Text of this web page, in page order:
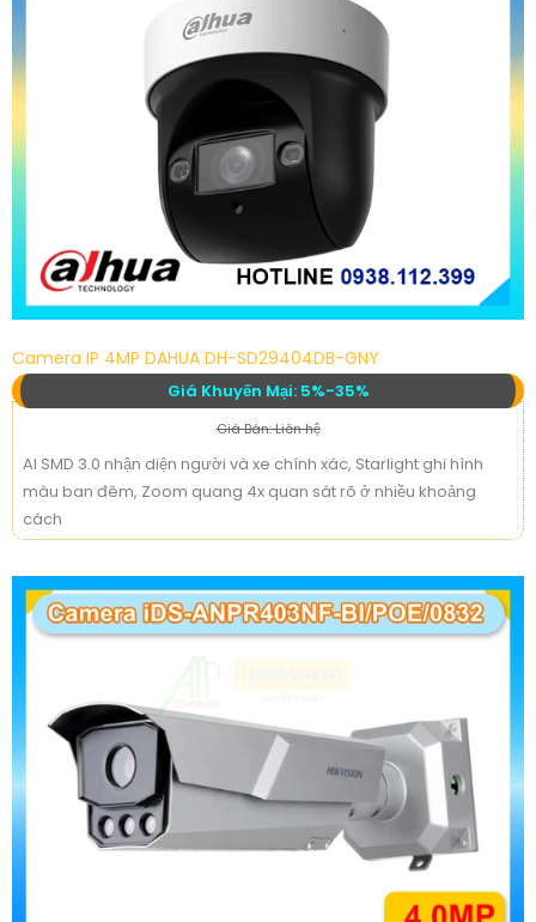
Camera IP 4MP DAHUA DH-SD29404DB-GNY
Giá Khuyến Mại: 5%-35%
Giá Bán: Liên hệ
AI SMD 3.0 nhận diện người và xe chính xác, Starlight ghi hình
màu ban đêm, Zoom quang 4x quan sát rõ ở nhiều khoảng
cách